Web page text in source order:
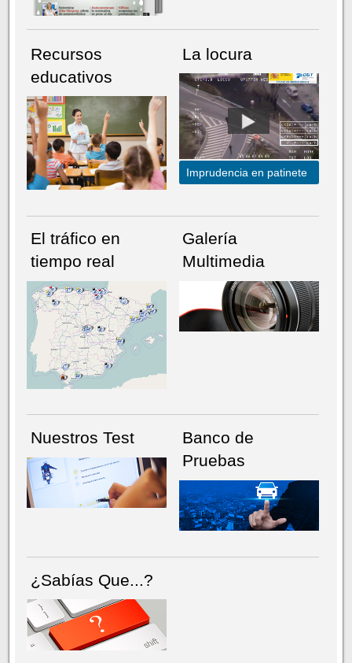
NÚMERO ACTUALHEMEROTECA
Recursos
educativos
La locura
Imprudencia en patinete
El tráfico en
tiempo real
Galería
Multimedia
Nuestros Test
Banco de
Pruebas
¿Sabías Que...?